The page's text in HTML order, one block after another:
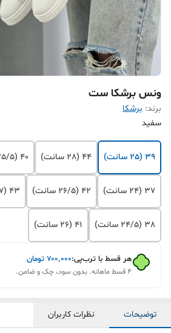
ونس برشکا ست
برند: برشکا
سفید
39 (25 سانت) 44 (28 سانت) 40 (25/5 سانت)
37 (24 سانت) 42 (26/5 سانت) 43 (27 سانت)
38 (24/5 سانت) 41 (26 سانت)
هر قسط با ترب‌پی:۷۰۰٬۰۰۰ تومان
۴ قسط ماهانه. بدون سود، چک و ضامن.
توضیحات نظرات کاربران